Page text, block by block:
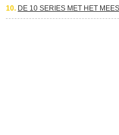
10. DE 10 SERIES MET HET